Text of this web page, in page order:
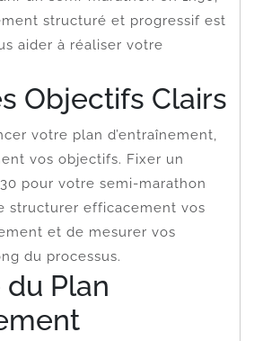
structuré et progressif est
aider à réaliser votre
Objectifs Clairs
votre plan d’entraînement,
vos objectifs. Fixer un
pour votre semi-marathon
structurer efficacement vos
et de mesurer vos
du processus.
Plan